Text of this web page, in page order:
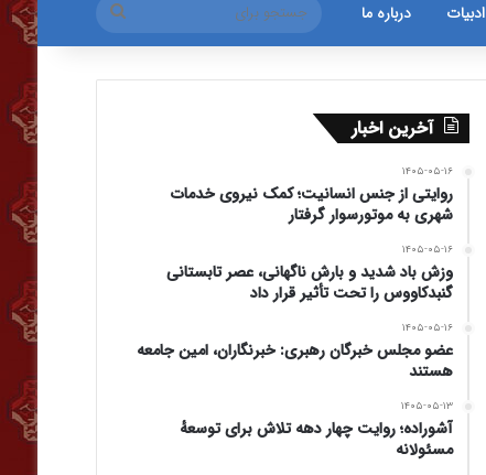
ادبیات درباره ما
جستجو
برای
آخرین اخبار
۱۴۰۵-۰۵-۱۶
روایتی از جنس انسانیت؛ کمک نیروی خدمات
شهری به موتورسوار گرفتار
۱۴۰۵-۰۵-۱۶
وزش باد شدید و بارش ناگهانی، عصر تابستانی
گنبدکاووس را تحت تأثیر قرار داد
۱۴۰۵-۰۵-۱۶
عضو مجلس خبرگان رهبری: خبرنگاران، امین جامعه
هستند
۱۴۰۵-۰۵-۱۳
آشوراده؛ روایت چهار دهه تلاش برای توسعهٔ
مسئولانه